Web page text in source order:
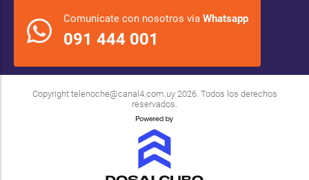
Comunicate con nosotros via Whatsapp
091 444 001
Copyright telenoche@canal4.com.uy2026. Todos los derechos
reservados.